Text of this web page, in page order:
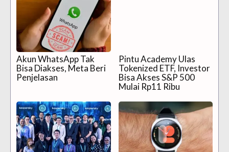
Akun WhatsApp Tak
Bisa Diakses, Meta Beri
Penjelasan
Pintu Academy Ulas
Tokenized ETF, Investor
Bisa Akses S&P 500
Mulai Rp11 Ribu